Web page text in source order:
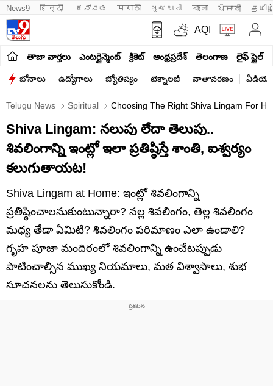
News9 हिन्दी ಕನ್ನಡ मराठी ગુજરાતી বাংলা ਪੰਜਾਬੀ
AQI
తాజా వార్తలు ఎంటర్టైన్మెంట్ క్రికెట్ ఆంధ్రప్రదేశ్ తెలంగాణ లైఫ్ స్టైల్
బోనాలు ఉద్యోగాలు జ్యోతిష్యం టెక్నాలజీ వాతావరణం
Telugu News Spiritual Choosing The Right Shiva Lingam For
Shiva Lingam: నలుపు లేదా తెలుపు..
శివలింగాన్ని ఇంట్లో ఇలా ప్రతిష్ఠిస్తే శాంతి, ఐశ్వర్యం
కలుగుతాయట!
Shiva Lingam at Home: ఇంట్లో శివలింగాన్ని
ప్రతిష్ఠించాలనుకుంటున్నారా? నల్ల శివలింగం, తెల్ల శివలింగం
మధ్య తేడా ఏమిటి? శివలింగం పరిమాణం ఎలా ఉండాలి?
గృహ పూజా మందిరంలో శివలింగాన్ని ఉంచేటప్పుడు
పాటించాల్సిన ముఖ్య నియమాలు, మత విశ్వాసాలు, శుభ
సూచనలను తెలుసుకోండి.